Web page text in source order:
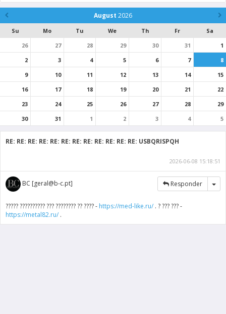
August 2026
Su Mo Tu We Th Fr
Sa
26
27 28 29 30 31
1
2
3 4 5 6 7
8
9
10 11 12 13 14
15
16
17 18 19 20 21
22
23
24 25 26 27 28
29
30
31 1 2 3 4 5
RE: RE: RE: RE: RE: RE: RE: RE: RE: RE: RE: RE: USBQRISPQH
2026-06-08 15:18:51
BC [geral@b-c.pt] Responder
????? ?????????? ??? ???????? ?? ???? - https://med-like.ru/ . ? ??? ??? -
https://metal82.ru/ .